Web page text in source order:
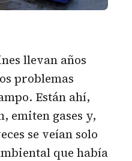
llevan años
problemas
Están ahí,
emiten gases y,
se veían solo
que había